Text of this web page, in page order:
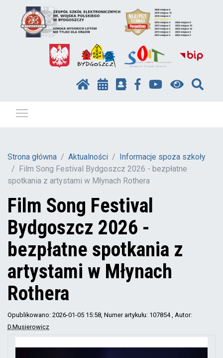
Strona główna Aktualności
Informacje spoza szkoły
Film Song Festival Bydgoszcz 2026 - bezpłatne
spotkania z artystami w Młynach Rothera
Film Song Festival
Bydgoszcz 2026 -
bezpłatne spotkania z
artystami w Młynach
Rothera
Opublikowano: 2026-01-05 15:58, Numer artykułu: 107854, Autor:
D.Musierowicz